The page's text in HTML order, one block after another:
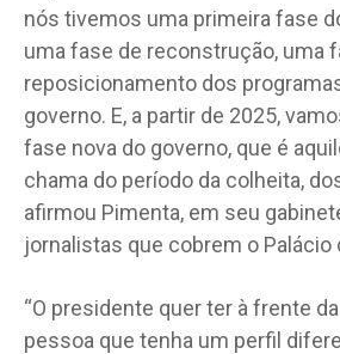
nós tivemos uma primeira fase
uma fase de reconstrução, uma
reposicionamento dos
governo. E, a partir de 2025,
fase nova do governo, que é
chama do período da colheita,
afirmou Pimenta, em seu
jornalistas que cobrem o Palácio
“O presidente quer ter à frente
pessoa que tenha um perfil